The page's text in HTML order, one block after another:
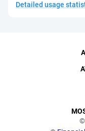
Detailed usage
©